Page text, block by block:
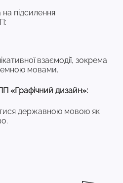
підсилення
взаємодії, зокрема
мовами.
«Графічний дизайн»:
державною мовою як